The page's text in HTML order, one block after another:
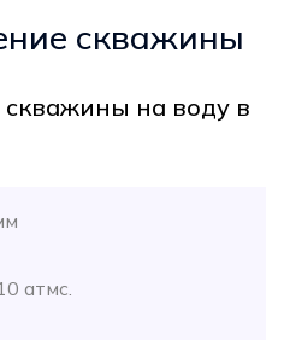
скважины
скважины на воду в
атмс.